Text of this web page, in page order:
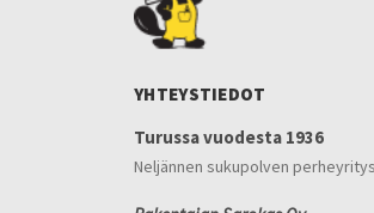
YHTEYSTIEDOT
Turussa vuodesta 1936
Neljännen sukupolven perheyritys